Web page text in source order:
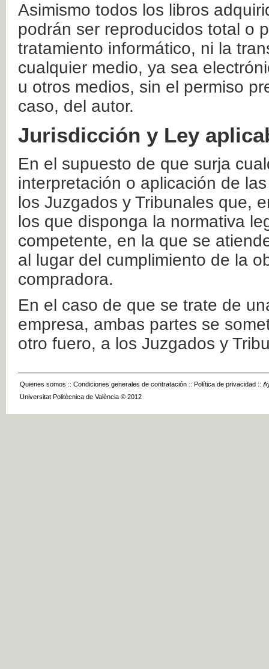
Asimismo todos los libros
podrán ser reproducidos total o
tratamiento informático, ni la
cualquier medio, ya sea
u otros medios, sin el permiso
caso, del autor.
Jurisdicción y Ley
En el supuesto de que surja
interpretación o aplicación de
los Juzgados y Tribunales que,
los que disponga la normativa
competente, en la que se
al lugar del cumplimiento de la
compradora.
En el caso de que se trate de
empresa, ambas partes se
otro fuero, a los Juzgados y
Quienes somos :: Condiciones generales de contratación :: Política de privacidad ::
Universitat Politècnica de València © 2012